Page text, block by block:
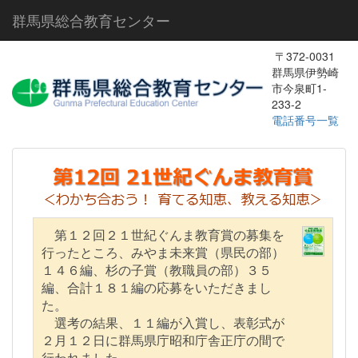
群馬県総合教育センター
〒372-0031
群馬県伊勢崎
市今泉町1-
233-2
電話番号一覧
第１２回２１世紀ぐんま教育賞の募集を
行ったところ、みやま未来賞（県民の部）
１４６編、杉の子賞（教職員の部）３５
編、合計１８１編の応募をいただきまし
た。
選考の結果、１１編が入賞し、表彰式が
２月１２日に群馬県庁昭和庁舎正庁の間で